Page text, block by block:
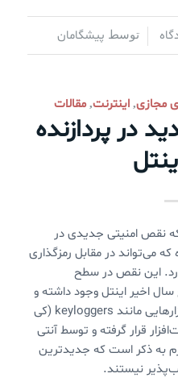
توسط پیشگامان
مجازی,اینترنت,مقالات
در پردازنده
نقص امنیتی جدیدی در
می‌تواند در مقابل رمزگذاری
این نقص در سطح
اخیر اینتل وجود داشته و
به مهاجمان اجازه می‌دهد تا بدافزارهایی مانند keyloggers (کی
قرار گرفته و توسط آنتی
به ذکر است که جدیدترین